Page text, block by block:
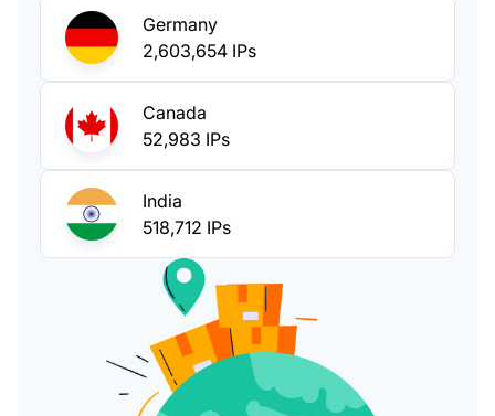
Germany
2,603,654 IPs
Canada
52,983 IPs
India
518,712 IPs